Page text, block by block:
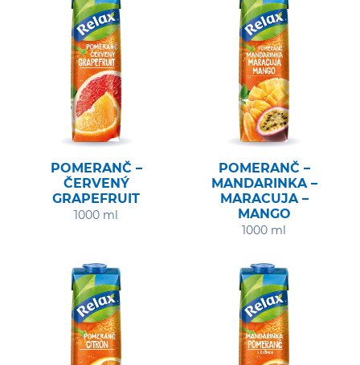
POMERANČ –
ČERVENÝ
GRAPEFRUIT
1000 ml
POMERANČ –
MANDARINKA –
MARACUJA –
MANGO
1000 ml